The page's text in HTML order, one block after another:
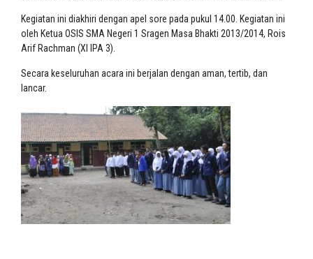
Kegiatan ini diakhiri dengan apel sore pada pukul 14.00. Kegiatan ini
oleh Ketua OSIS SMA Negeri 1 Sragen Masa Bhakti 2013/2014, Rois
Arif Rachman (XI IPA 3).
Secara keseluruhan acara ini berjalan dengan aman, tertib, dan
lancar.